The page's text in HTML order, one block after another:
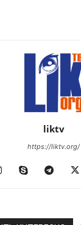
liktv
https://liktv.org/